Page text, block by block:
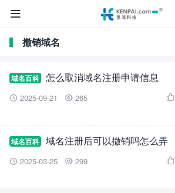

撤销域名
域名百科 怎么取消域名注册申请信息
 2025-09-21  265 
域名百科 域名注册后可以撤销吗怎么弄
 2025-03-25  299 